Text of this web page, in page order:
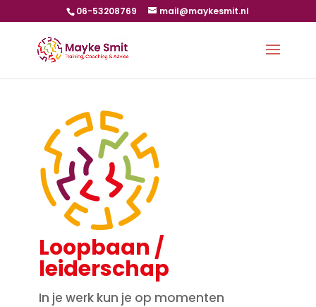
06-53208769 mail@maykesmit.nl
Loopbaan /
leiderschap
In je werk kun je op momenten